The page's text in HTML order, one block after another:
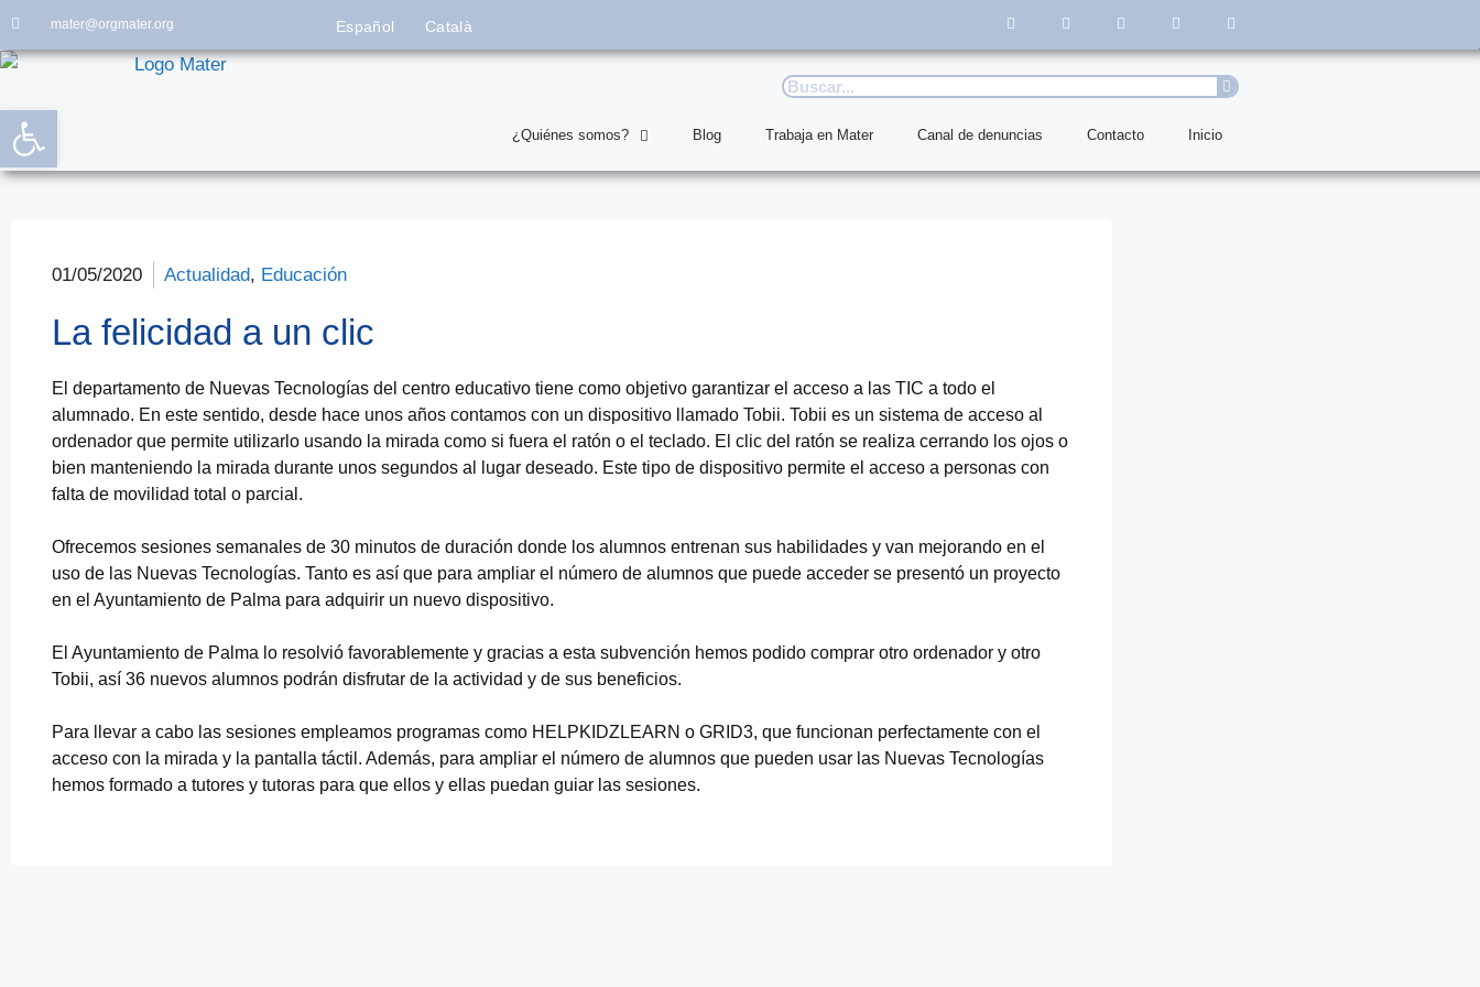
mater@orgmater.org Español Català
¿Quiénes somos? Blog Trabaja en Mater Canal de denuncias Contacto Inicio
01/05/2020 Actualidad, Educación
La felicidad a un clic
El departamento de Nuevas Tecnologías del centro educativo tiene como objetivo garantizar el acceso a las TIC a todo el
alumnado. En este sentido, desde hace unos años contamos con un dispositivo llamado Tobii. Tobii es un sistema de acceso al
ordenador que permite utilizarlo usando la mirada como si fuera el ratón o el teclado. El clic del ratón se realiza cerrando los ojos o
bien manteniendo la mirada durante unos segundos al lugar deseado. Este tipo de dispositivo permite el acceso a personas con
falta de movilidad total o parcial.
Ofrecemos sesiones semanales de 30 minutos de duración donde los alumnos entrenan sus habilidades y van mejorando en el
uso de las Nuevas Tecnologías. Tanto es así que para ampliar el número de alumnos que puede acceder se presentó un proyecto
en el Ayuntamiento de Palma para adquirir un nuevo dispositivo.
El Ayuntamiento de Palma lo resolvió favorablemente y gracias a esta subvención hemos podido comprar otro ordenador y otro
Tobii, así 36 nuevos alumnos podrán disfrutar de la actividad y de sus beneficios.
Para llevar a cabo las sesiones empleamos programas como HELPKIDZLEARN o GRID3, que funcionan perfectamente con el
acceso con la mirada y la pantalla táctil. Además, para ampliar el número de alumnos que pueden usar las Nuevas Tecnologías
hemos formado a tutores y tutoras para que ellos y ellas puedan guiar las sesiones.
Abrir barra de herramientas